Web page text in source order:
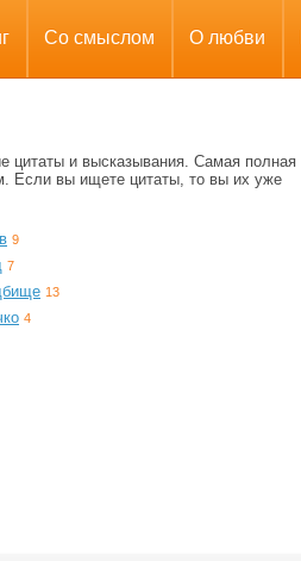
Со смыслом О любви
цитаты и высказывания. Самая полная
Если вы ищете цитаты, то вы их уже
9
7
13
4